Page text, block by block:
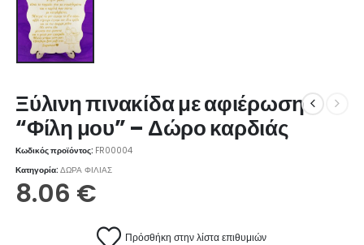
Ξύλινη πινακίδα με αφιέρωση
“Φίλη μου” – Δώρο καρδιάς
Κωδικός προϊόντος: FR00004
Κατηγορία:ΔΩΡΑ ΦΙΛΙΑΣ
8.06 €
Πρόσθήκη στην λίστα επιθυμιών